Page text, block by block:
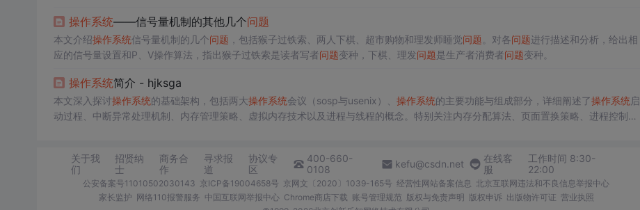
操作系统——信号量机制的其他几个问题
本文介绍操作系统信号量机制的几个问题 ，包括猴子过铁索、两人下棋、超市购物和理发师睡觉问题 。对各问题进行描述和分析，给出相
应的信号量设置和P、V操作算法，指出猴子过铁索是读者写者问题变种，下棋、理发问题是生产者消费者问题变种。
操作系统简介 - hjksga
本文深入探讨操作系统的基础架构，包括两大操作系统会议（sosp与usenix）、 操作系统的主要功能与组成部分，详细阐述了操作系统 启
动过程、中断异常处理机制、内存管理策略、虚拟内存技术以及进程与线程的概念。特别关注内存分配算法、页面置换策略、进程控制结
关于我
们
招贤纳
士
商务合
作
寻求报
道
协议专
区
400-660-
0108
kefu@csdn.net
在线客
服
工作时间 8:30-
22:00
公安备案号11010502030143 京ICP备19004658号 京网文〔2020〕1039-165号 经营性网站备案信息 北京互联网违法和不良信息举报中心
家长监护 网络110报警服务 中国互联网举报中心 Chrome商店下载 账号管理规范 版权与免责声明 版权申诉 出版物许可证 营业执照